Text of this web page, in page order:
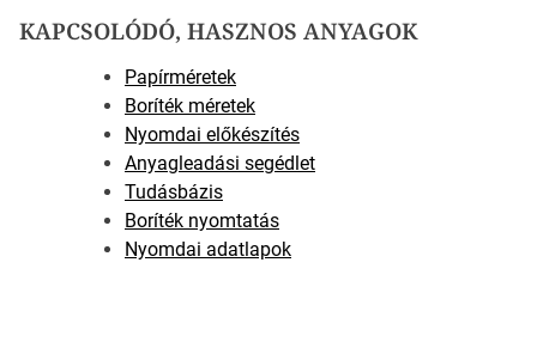
KAPCSOLÓDÓ, HASZNOS ANYAGOK
Papírméretek
Boríték méretek
Nyomdai előkészítés
Anyagleadási segédlet
Tudásbázis
Boríték nyomtatás
Nyomdai adatlapok